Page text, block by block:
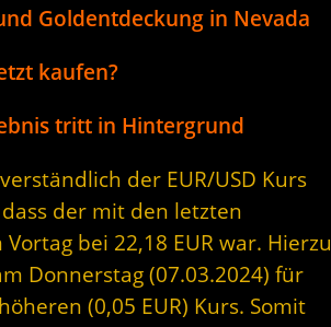
Goldentdeckung in Nevada
kaufen?
tritt in Hintergrund
der EUR/USD Kurs
der mit den letzten
bei 22,18 EUR war. Hierzu
Donnerstag (07.03.2024) für
(0,05 EUR) Kurs. Somit